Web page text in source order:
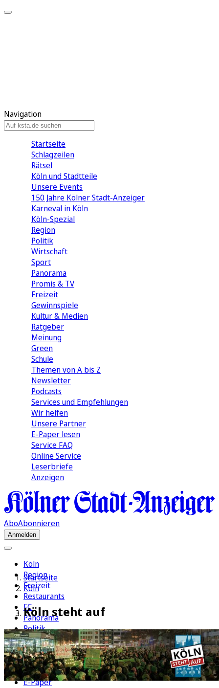
Navigation
Startseite
Schlagzeilen
Rätsel
Köln und Stadtteile
Unsere Events
150 Jahre Kölner Stadt-Anzeiger
Karneval in Köln
Köln-Spezial
Region
Politik
Wirtschaft
Sport
Panorama
Promis & TV
Freizeit
Gewinnspiele
Kultur & Medien
Ratgeber
Meinung
Green
Schule
Themen von A bis Z
Newsletter
Podcasts
Services und Empfehlungen
Wir helfen
Unsere Partner
E-Paper lesen
Service FAQ
Online Service
Leserbriefe
Anzeigen
AboAbonnieren
Anmelden
Köln
Region
Freizeit
Restaurants
FC
Panorama
Politik
Wirtschaft
Kultur
Rätsel
Newsletter
E-Paper
Startseite
Köln
Köln steht auf